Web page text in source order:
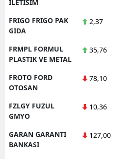
ILETISIM
FRIGO FRIGO PAK
GIDA
2,37
FRMPL FORMUL
PLASTIK VE METAL
35,76
FROTO FORD
OTOSAN
78,10
FZLGY FUZUL
GMYO
10,36
GARAN GARANTI
BANKASI
127,00